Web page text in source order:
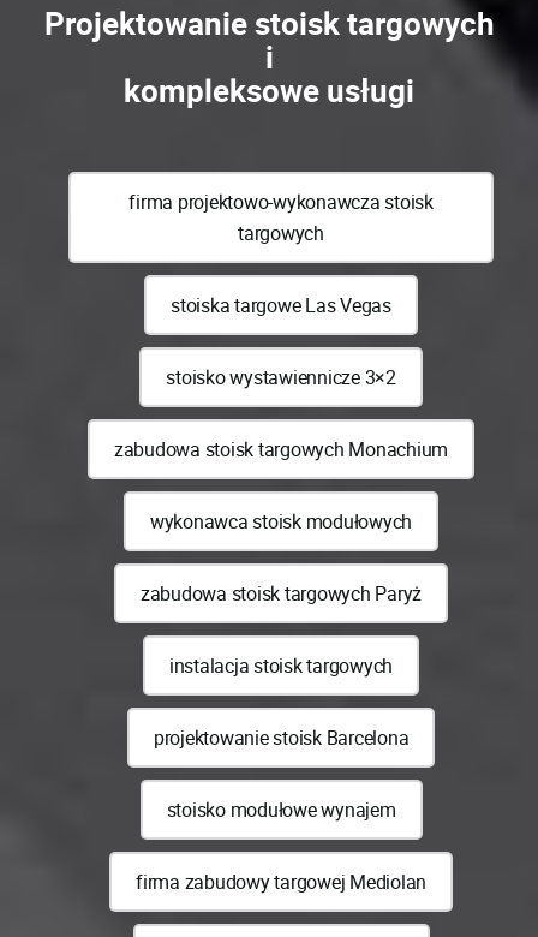
Projektowanie stoisk targowych
i
kompleksowe usługi
firma projektowo-wykonawcza stoisk
targowych
stoiska targowe Las Vegas
stoisko wystawiennicze 3×2
zabudowa stoisk targowych Monachium
wykonawca stoisk modułowych
zabudowa stoisk targowych Paryż
instalacja stoisk targowych
projektowanie stoisk Barcelona
stoisko modułowe wynajem
firma zabudowy targowej Mediolan